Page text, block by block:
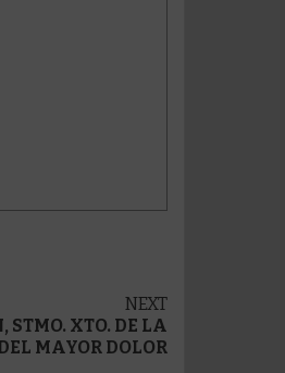
NEXT
STMO. XTO. DE LA
MAYOR DOLOR